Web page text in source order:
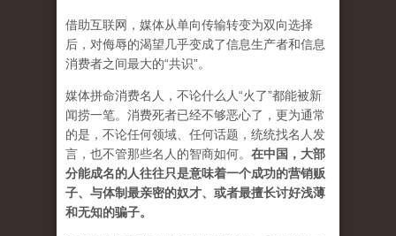
借助互联网，媒体从单向传输转变为双向选择
后，对侮辱的渴望几乎变成了信息生产者和信息
消费者之间最大的“共识”。
媒体拼命消费名人，不论什么人“火了”都能被新
闻捞一笔。消费死者已经不够恶心了，更为通常
的是，不论任何领域、任何话题，统统找名人发
言，也不管那些名人的智商如何。 在中国，大部
分能成名的人往往只是意味着一个成功的营销贩
子、与体制最亲密的奴才、或者最擅长讨好浅薄
和无知的骗子。